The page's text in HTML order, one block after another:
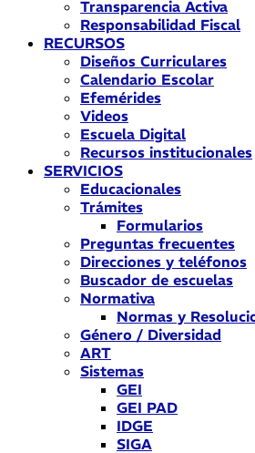
Transparencia Activa
Responsabilidad Fiscal
RECURSOS
Diseños Curriculares
Calendario Escolar
Efemérides
Videos
Escuela Digital
Recursos institucionales
SERVICIOS
Educacionales
Trámites
Formularios
Preguntas frecuentes
Direcciones y teléfonos
Buscador de escuelas
Normativa
Normas y
Género / Diversidad
ART
Sistemas
GEI
GEI PAD
IDGE
SIGA